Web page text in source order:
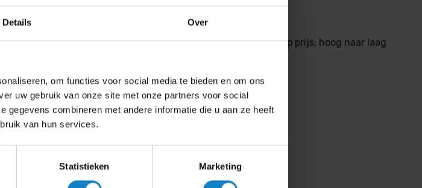
Details Over
om functies voor social media te bieden en om ons
uw gebruik van onze site met onze partners voor social
gegevens combineren met andere informatie die u aan ze heeft
van hun services.
Statistieken Marketing
op nieuwste Sorteer op prijs: laag naar hoog Sorteer op prijs: hoog naar laag
…